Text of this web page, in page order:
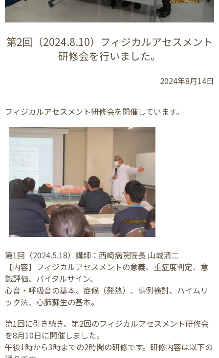
第2回（2024.8.10）フィジカルアセスメント
研修会を行いました。
2024年8月14日
フィジカルアセスメント研修会を開催しています。
第1回（2024.5.18）講師：西崎病院院長 山城清二
【内容】フィジカルアセスメントの意義、重症度判定、意
識評価、バイタルサイン、
心音・呼吸音の基本、症候（発熱）、事例検討、ハイムリ
ック法、心肺蘇生の基本。
第1回に引き続き、第2回のフィジカルアセスメント研修会
を8月10日に開催しました。
午後1時から3時までの2時間の研修です。研修内容は以下の